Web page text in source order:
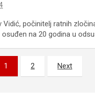
Vidić, počinitelj ratnih
na 20 godina u
1 2 Next